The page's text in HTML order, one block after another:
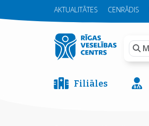
AKTUALITĀTES CENRĀDIS
Filiāles